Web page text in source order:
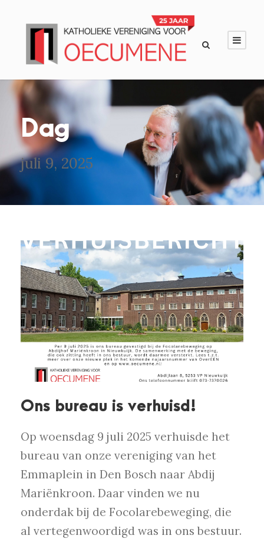
Dag
juli 9, 2025
Ons bureau is verhuisd!
Op woensdag 9 juli 2025 verhuisde het
bureau van onze vereniging van het
Emmaplein in Den Bosch naar Abdij
Mariënkroon. Daar vinden we nu
onderdak bij de Focolarebeweging, die
al vertegenwoordigd was in ons bestuur.